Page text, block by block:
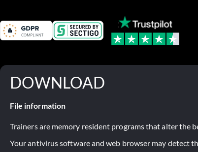
DOWNLOAD
File information
Trainers are memory resident programs that alter the
Your antivirus software and web browser may detect